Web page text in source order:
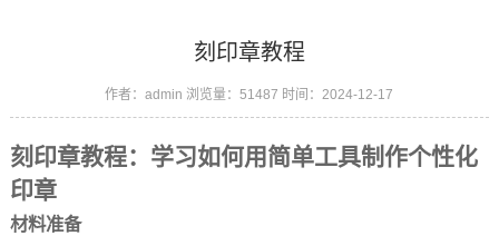
刻印章教程
作者：admin 浏览量：51487 时间：2024-12-17
刻印章教程：学习如何用简单工具制作个性化
印章
材料准备